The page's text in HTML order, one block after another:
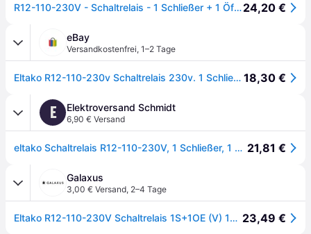
R12-110-230V - Schaltrelais - 1 Schließer + 1 Öffner, 230V24,20 €
eBay
Versandkostenfrei, 1–2 Tage
Eltako R12-110-230v Schaltrelais 230v. 1 Schließer + 1 Öffner 16a/250v Ac 18,30 €
E Elektroversand Schmidt
6,90 € Versand
eltako Schaltrelais R12-110-230V, 1 Schließer, 1 Öffner 21,81 €
Galaxus
3,00 € Versand, 2–4 Tage
Eltako R12-110-230V Schaltrelais 1S+1OE (V) 16A 2211003, Relais 23,49 €